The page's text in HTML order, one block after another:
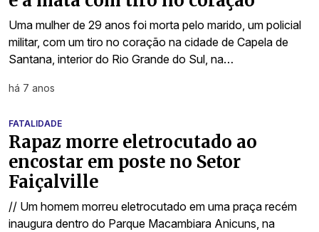
Uma mulher de 29 anos foi morta pelo marido, um policial
militar, com um tiro no coração na cidade de Capela de
Santana, interior do Rio Grande do Sul, na…
há 7 anos
FATALIDADE
Rapaz morre eletrocutado ao
encostar em poste no Setor
Faiçalville
// Um homem morreu eletrocutado em uma praça recém
inaugura dentro do Parque Macambiara Anicuns, na